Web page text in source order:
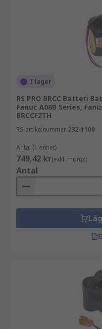
I lager
RS PRO BRCC Batteri
Fanuc A06B Series,
BRCCF2TH
RS-artikelnummer 232-1100
Antal (1 enhet)
749,42 kr(exkl. moms)
Antal